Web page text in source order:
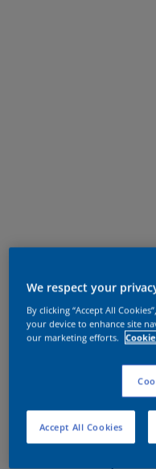
We respect your
By clicking “Accept All
your device to enhance site
our marketing efforts.
Accept All Cookies